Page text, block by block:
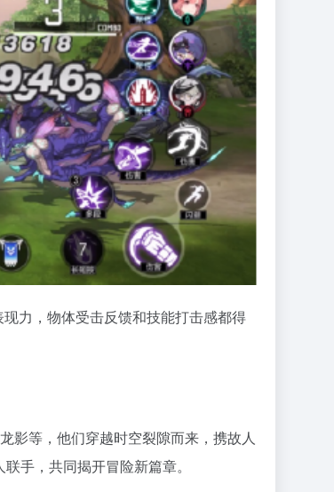
力，物体受击反馈和技能打击感都得
影等，他们穿越时空裂隙而来，携故人
手，共同揭开冒险新篇章。